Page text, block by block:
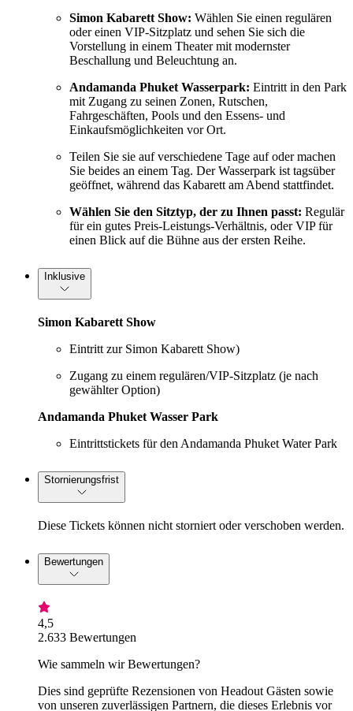
Simon Kabarett Show: Wählen Sie einen regulären
oder einen VIP-Sitzplatz und sehen Sie sich die
Vorstellung in einem Theater mit modernster
Beschallung und Beleuchtung an.
Andamanda Phuket Wasserpark: Eintritt in den Park
mit Zugang zu seinen Zonen, Rutschen,
Fahrgeschäften, Pools und den Essens- und
Einkaufsmöglichkeiten vor Ort.
Teilen Sie sie auf verschiedene Tage auf oder machen
Sie beides an einem Tag. Der Wasserpark ist tagsüber
geöffnet, während das Kabarett am Abend stattfindet.
Wählen Sie den Sitztyp, der zu Ihnen passt: Regulär
für ein gutes Preis-Leistungs-Verhältnis, oder VIP für
einen Blick auf die Bühne aus der ersten Reihe.
Inklusive
Simon Kabarett Show
Eintritt zur Simon Kabarett Show)
Zugang zu einem regulären/VIP-Sitzplatz (je nach
gewählter Option)
Andamanda Phuket Wasser Park
Eintrittstickets für den Andamanda Phuket Water Park
Stornierungsfrist
Diese Tickets können nicht storniert oder verschoben werden.
Bewertungen
4,5
2.633 Bewertungen
Wie sammeln wir Bewertungen?
Dies sind geprüfte Rezensionen von Headout Gästen sowie
von unseren zuverlässigen Partnern, die dieses Erlebnis vor